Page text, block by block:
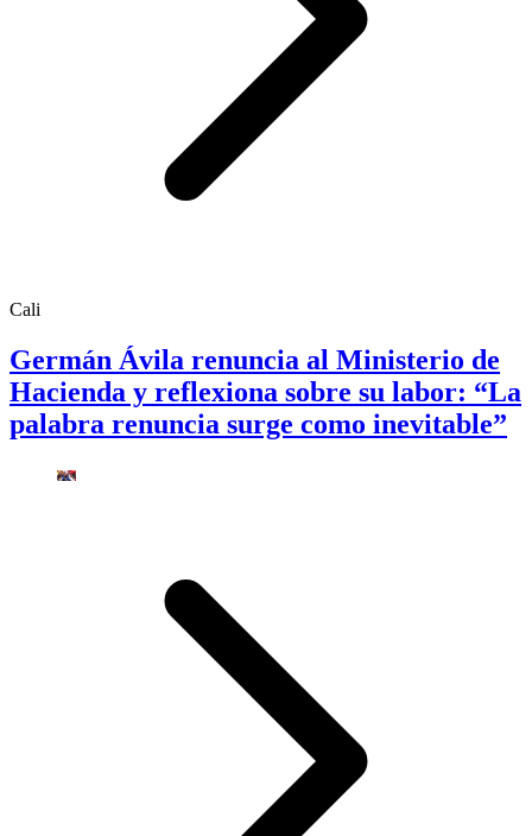
Cali
Germán Ávila renuncia al Ministerio de
Hacienda y reflexiona sobre su labor: “La
palabra renuncia surge como inevitable”